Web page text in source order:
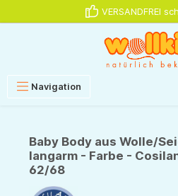
VERSANDFREI
Navigation
Baby Body aus Wolle/
langarm - Farbe -
62/68